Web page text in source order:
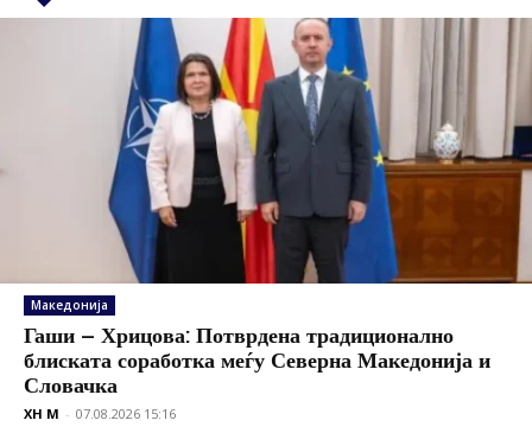
Македонија
Гаши – Хрицова: Потврдена традиционално
блиската соработка меѓу Северна Македонија и
Словачка
XH M - 07.08.2026 15:16